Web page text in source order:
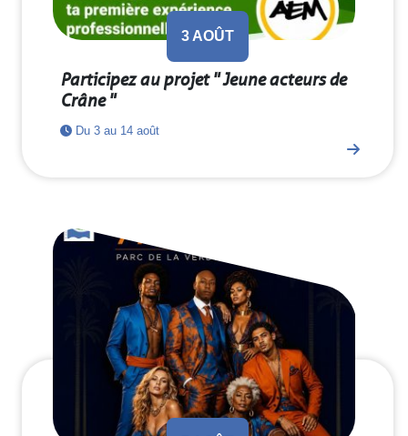
3 AOÛT
Participez au projet " Jeune acteurs de
Crâne "
Du 3 au 14 août